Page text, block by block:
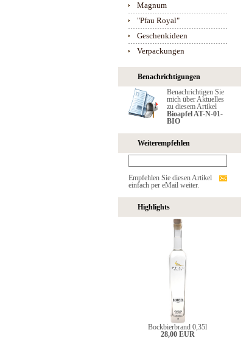
Magnum
"Pfau Royal"
Geschenkideen
Verpackungen
Benachrichtigungen
Benachrichtigen Sie
mich über Aktuelles
zu diesem Artikel
Bioapfel AT-N-01-
BIO
Weiterempfehlen
Empfehlen Sie diesen Artikel
einfach per eMail weiter.
Highlights
Bockbierbrand 0,35l
28,00 EUR